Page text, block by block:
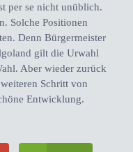
per se nicht unüblich.
Solche Positionen
Denn Bürgermeister
gilt die Urwahl
Aber wieder zurück
Schritt von
Entwicklung.